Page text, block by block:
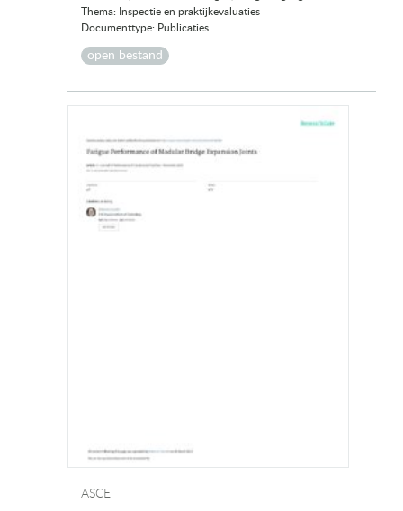
Thema: Inspectie en praktijkevaluaties
Documenttype: Publicaties
open bestand
ASCE